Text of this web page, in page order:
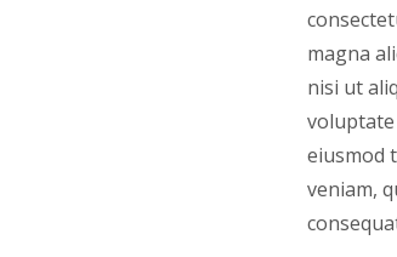
magna
nisi ut
eiusmod
veniam,